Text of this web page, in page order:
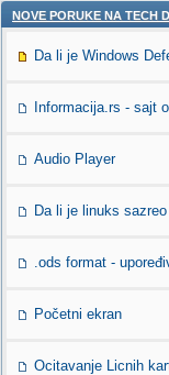
NOVE PORUKE NA TECH
Da li je Windows
Informacija.rs - sajt
Audio Player
Da li je linuks
.ods format -
Početni ekran
Ocitavanje Licnih